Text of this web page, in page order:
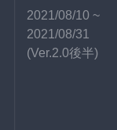
2021/08/10 ~
2021/08/31
(Ver.2.0後半)